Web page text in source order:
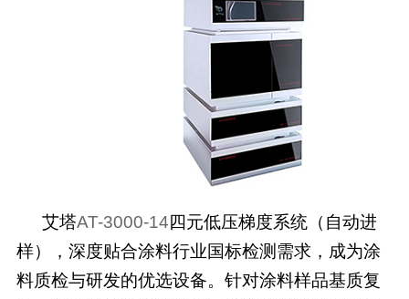
艾塔AT-3000-14四元低压梯度系统（自动进
样），深度贴合涂料行业国标检测需求，成为涂
料质检与研发的优选设备。针对涂料样品基质复